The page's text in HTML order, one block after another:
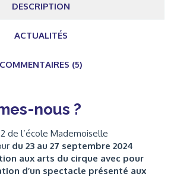
DESCRIPTION
ACTUALITÉS
COMMENTAIRES (5)
nous ?
de l’école Mademoiselle
du 23 au 27 septembre 2024
aux arts du cirque avec pour
d’un spectacle présenté aux